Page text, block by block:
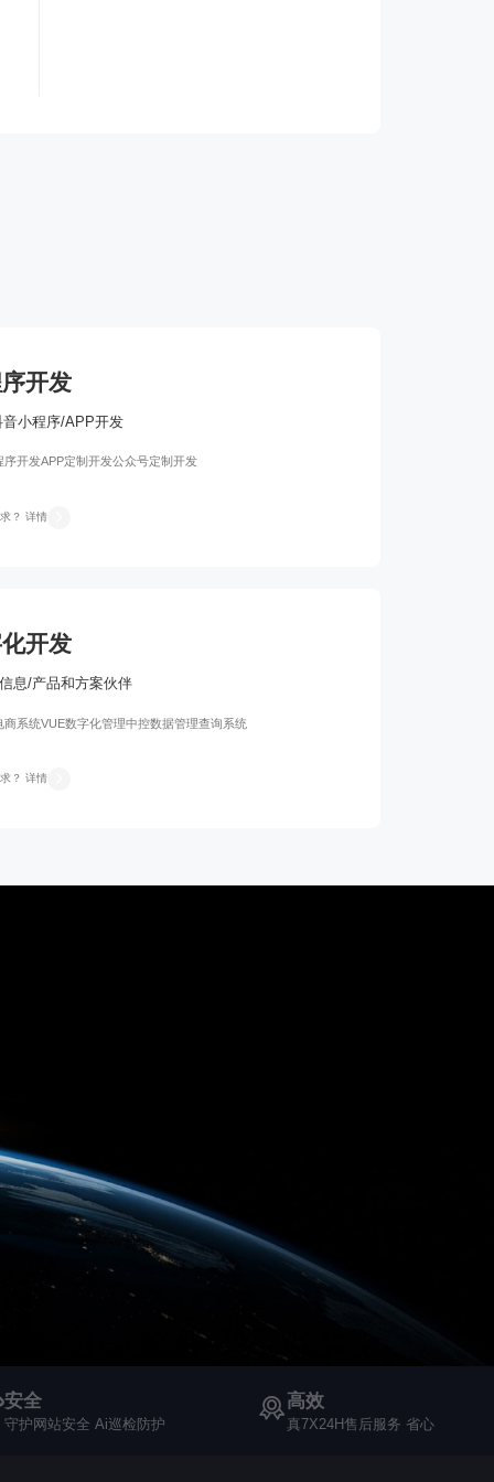
开发
音小程序/APP开发
序开发APP定制开发公众号定制开发
？ 详情
开发
息/产品和方案伙伴
商系统VUE数字化管理中控数据管理查询系统
？ 详情
安全
守护网站安全 Ai巡检防护
高效
真7X24H售后服务 省心